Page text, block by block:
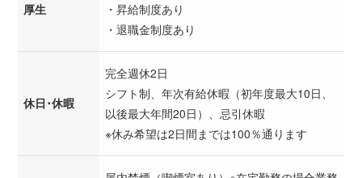
厚生
・昇給制度あり
・退職金制度あり
休日･休暇
完全週休2日
シフト制、年次有給休暇（初年度最大10日、
以後最大年間20日）、忌引休暇
※休み希望は2日間までは100％通ります